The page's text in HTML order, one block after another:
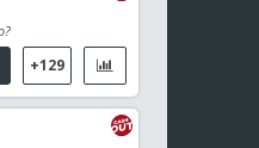
Karlsruhe / Arminia Bielefeld
13:00Bundesliga 2
FC Heidenheim 1846 / Osnabrück
+129